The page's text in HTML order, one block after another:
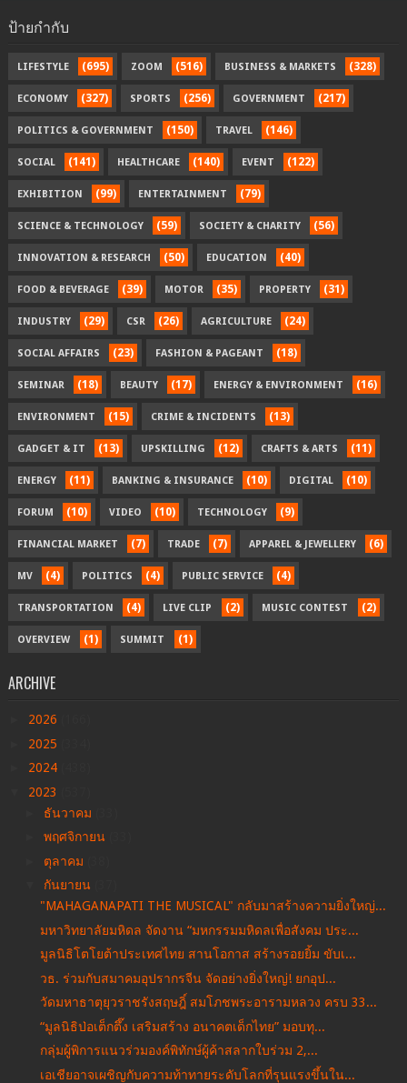
ป้ายกำกับ
LIFESTYLE (695) ZOOM (516) BUSINESS & MARKETS (328)
ECONOMY (327) SPORTS (256) GOVERNMENT (217)
POLITICS & GOVERNMENT (150) TRAVEL (146)
SOCIAL (141) HEALTHCARE (140) EVENT (122)
EXHIBITION (99) ENTERTAINMENT (79)
SCIENCE & TECHNOLOGY (59) SOCIETY & CHARITY (56)
INNOVATION & RESEARCH (50) EDUCATION (40)
FOOD & BEVERAGE (39) MOTOR (35) PROPERTY (31)
INDUSTRY (29) CSR (26) AGRICULTURE (24)
SOCIAL AFFAIRS (23) FASHION & PAGEANT (18)
SEMINAR (18) BEAUTY (17) ENERGY & ENVIRONMENT (16)
ENVIRONMENT (15) CRIME & INCIDENTS (13)
GADGET & IT (13) UPSKILLING (12) CRAFTS & ARTS (11)
ENERGY (11) BANKING & INSURANCE (10) DIGITAL (10)
FORUM (10) VIDEO (10) TECHNOLOGY (9)
FINANCIAL MARKET (7) TRADE (7) APPAREL & JEWELLERY (6)
MV (4) POLITICS (4) PUBLIC SERVICE (4)
TRANSPORTATION (4) LIVE CLIP (2) MUSIC CONTEST (2)
OVERVIEW (1) SUMMIT (1)
ARCHIVE
2026
2025
2024
2023
ธันวาคม
พฤศจิกายน
ตุลาคม
กันยายน
"MAHAGANAPATI THE MUSICAL" กลับมาสร้างความยิ่งใหญ่...
มหาวิทยาลัยมหิดล จัดงาน “มหกรรมมหิดลเพื่อสังคม ประ...
มูลนิธิโตโยต้าประเทศไทย สานโอกาส สร้างรอยยิ้ม ขับเ...
วธ. ร่วมกับสมาคมอุปรากรจีน จัดอย่างยิ่งใหญ่! ยกอุป...
วัดมหาธาตุยุวราชรังสฤษฎิ์ สมโภชพระอารามหลวง ครบ 33...
“มูลนิธิป่อเต็กตึ๊ง เสริมสร้าง อนาคตเด็กไทย” มอบทุ...
กลุ่มผู้พิการแนวร่วมองค์พิทักษ์ผู้ค้าสลากใบร่วม 2,...
เอเชียอาจเผชิญกับความท้าทายระดับโลกที่รุนแรงขึ้นใน...